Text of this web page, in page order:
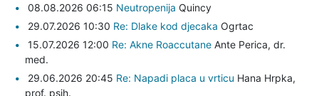
08.08.2026 06:15 Neutropenija Quincy
29.07.2026 10:30 Re: Dlake kod djecaka Ogrtac
15.07.2026 12:00 Re: Akne Roaccutane Ante Perica, dr.
med.
29.06.2026 20:45 Re: Napadi placa u vrticu Hana Hrpka,
prof. psih.